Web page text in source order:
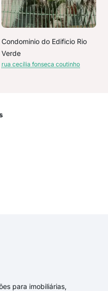
Condominio do Edificio Rio
Verde
rua cecília fonseca coutinho
para imobiliárias,